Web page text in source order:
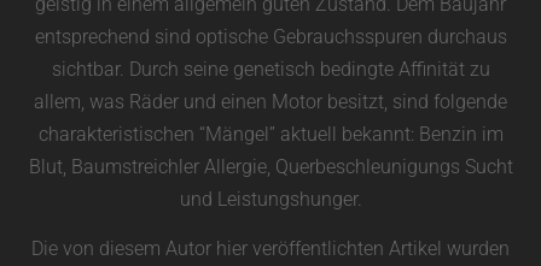
entsprechend sind optische Gebrauchsspuren durchaus
sichtbar. Durch seine genetisch bedingte Affinität zu
allem, was Räder und einen Motor besitzt, sind folgende
charakteristischen “Mängel” aktuell bekannt: Benzin im
Blut, Baumstreichler Allergie, Querbeschleunigungs Sucht
und Leistungshunger.
Die von diesem Autor hier veröffentlichten Artikel wurden